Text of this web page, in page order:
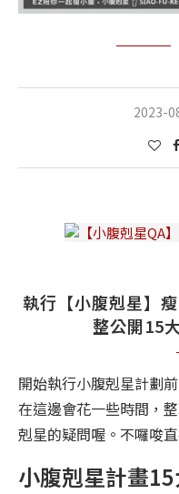
2023-
執行【小腹剋星】
整公開15
開始執行小腹剋星計劃
在這邊會花一些時間，
剋星的疑問喔。不囉唆直
小腹剋星計畫